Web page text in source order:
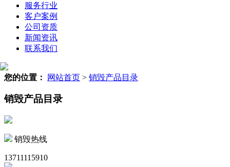
服务行业
客户案例
公司资质
新闻资讯
联系我们
您的位置： 网站首页 > 销毁产品目录
销毁产品目录
销毁热线
13711115910